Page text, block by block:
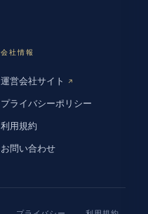
会社情報
運営会社サイト ↗
プライバシーポリシー
利用規約
お問い合わせ